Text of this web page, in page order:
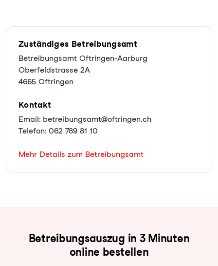
Zuständiges Betreibungsamt
Betreibungsamt Oftringen-Aarburg
Oberfeldstrasse 2A
4665 Oftringen
Kontakt
Email: betreibungsamt@oftringen.ch
Telefon: 062 789 81 10
Mehr Details zum Betreibungsamt
Be­trei­bungs­aus­zug in 3 Minuten
online bestellen